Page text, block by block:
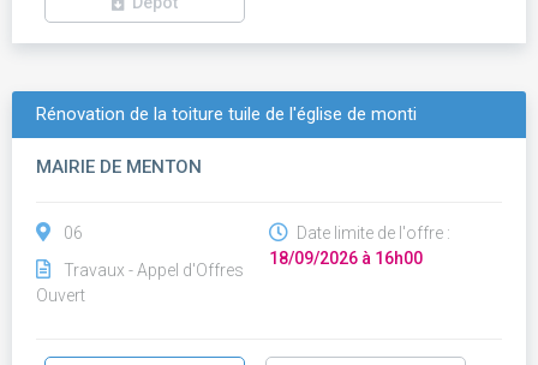
Rénovation de la toiture tuile de l'église de monti
MAIRIE DE MENTON
06
Travaux - Appel d'Offres
Ouvert
Date limite de l'offre :
18/09/2026 à 16h00